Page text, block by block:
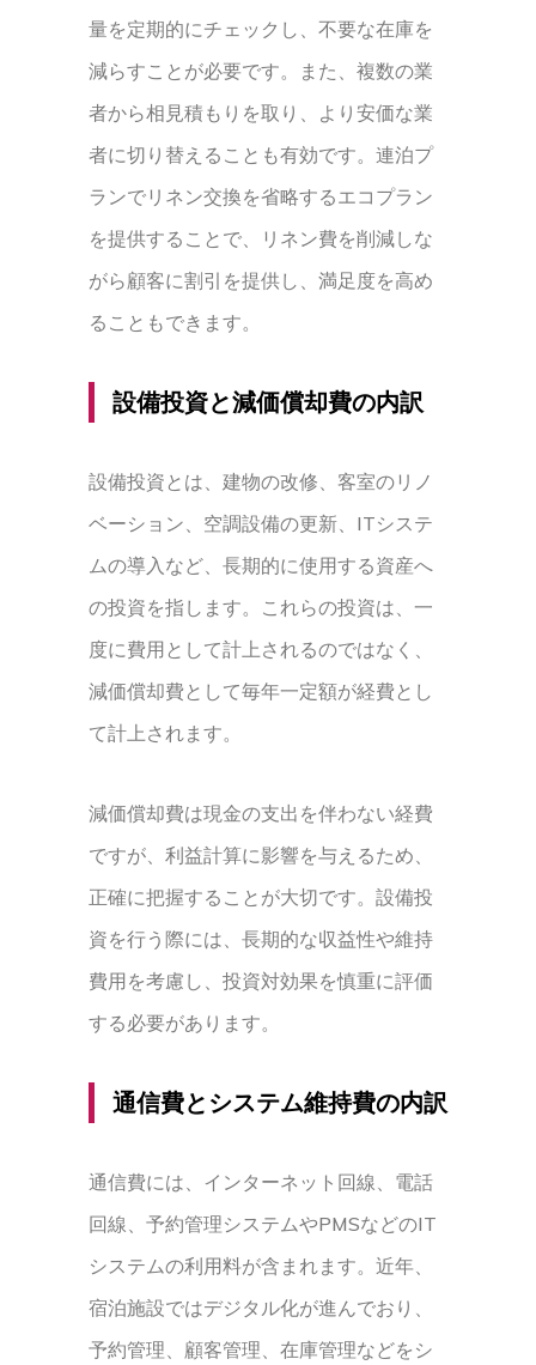
量を定期的にチェックし、不要な在庫を
減らすことが必要です。また、複数の業
者から相見積もりを取り、より安価な業
者に切り替えることも有効です。連泊プ
ランでリネン交換を省略するエコプラン
を提供することで、リネン費を削減しな
がら顧客に割引を提供し、満足度を高め
ることもできます。
設備投資と減価償却費の内訳
設備投資とは、建物の改修、客室のリノ
ベーション、空調設備の更新、ITシステ
ムの導入など、長期的に使用する資産へ
の投資を指します。これらの投資は、一
度に費用として計上されるのではなく、
減価償却費として毎年一定額が経費とし
て計上されます。
減価償却費は現金の支出を伴わない経費
ですが、利益計算に影響を与えるため、
正確に把握することが大切です。設備投
資を行う際には、長期的な収益性や維持
費用を考慮し、投資対効果を慎重に評価
する必要があります。
通信費とシステム維持費の内訳
通信費には、インターネット回線、電話
回線、予約管理システムやPMSなどのIT
システムの利用料が含まれます。近年、
宿泊施設ではデジタル化が進んでおり、
予約管理、顧客管理、在庫管理などをシ